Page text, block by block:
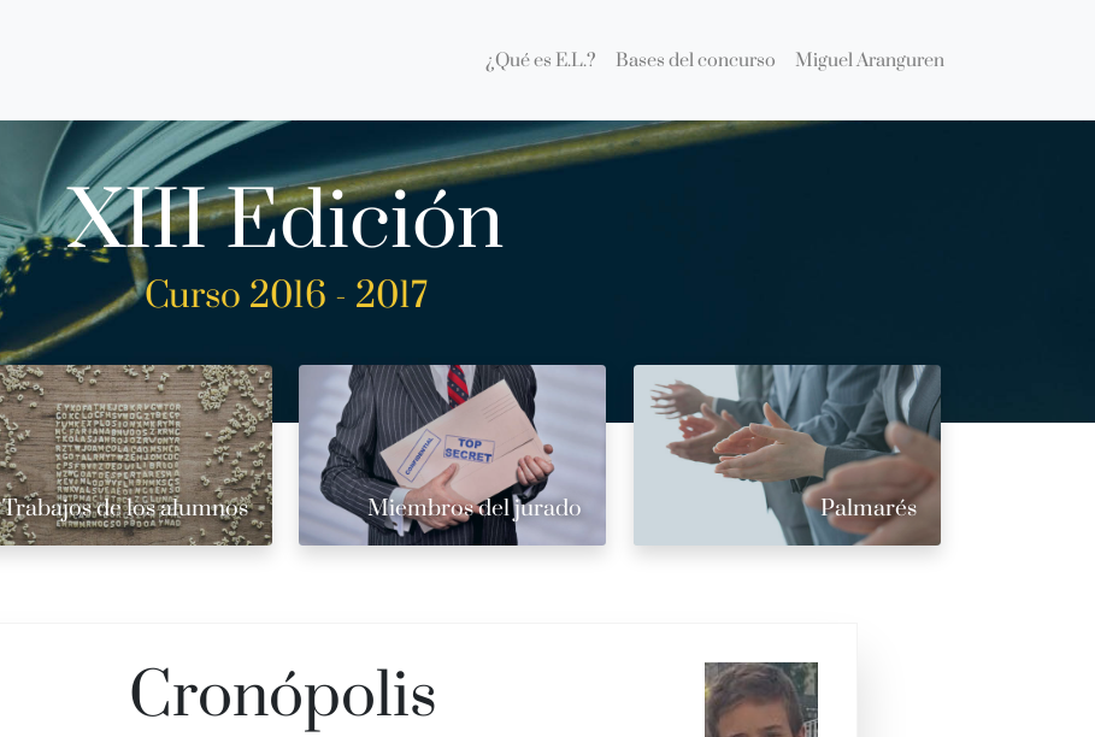
¿Qué es E.L.? Bases del concurso Miguel Aranguren
XIII Edición
Curso 2016 - 2017
Trabajos de los alumnos Miembros del jurado Palmarés
Cronópolis